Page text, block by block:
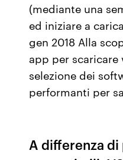
(mediante una
ed iniziare a
gen 2018 Alla
app per scaricare
selezione dei
performanti per
A differenza